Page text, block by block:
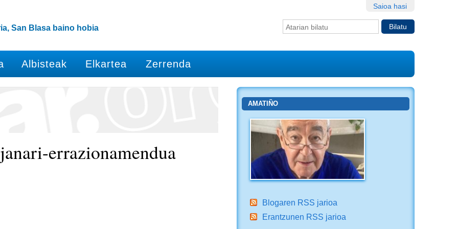
Saioa hasi
Bilatu atarian
San Blasa baino hobia
Albisteak Elkartea Zerrenda
errazionamendua
AMATIÑO
Blogaren RSS jarioa
Erantzunen RSS jarioa